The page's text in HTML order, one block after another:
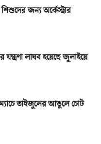
শিশুদের জন্য অর্কেস্ট্রার
যন্ত্রণা লাঘব হয়েছে জুলাইয়ে
ম্যাচে তাইজুলের আঙুলে চোট